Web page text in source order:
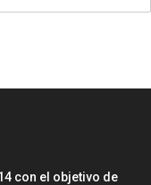
con el objetivo de